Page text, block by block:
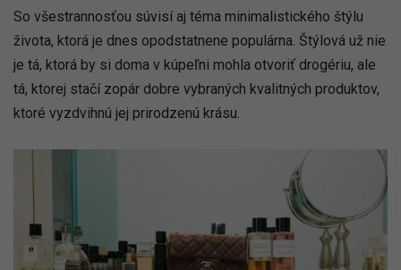
So všestrannosťou súvisí aj téma minimalistického štýlu
života, ktorá je dnes opodstatnene populárna. Štýlová už nie
je tá, ktorá by si doma v kúpeľni mohla otvoriť drogériu, ale
tá, ktorej stačí zopár dobre vybraných kvalitných produktov,
ktoré vyzdvihnú jej prirodzenú krásu.